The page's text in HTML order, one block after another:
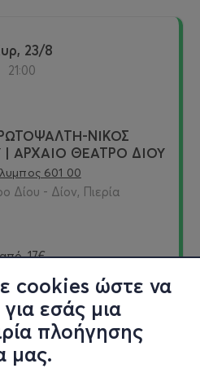
cookies ώστε να
εσάς μια
πλοήγησης
μας.
Κυρ, 23/8
21:00
ΝΙΚΟΣ
ΑΡΧΑΙΟ ΘΕΑΤΡΟ ΔΙΟΥ
601 00
Δίου - Δίον, Πιερία
17€